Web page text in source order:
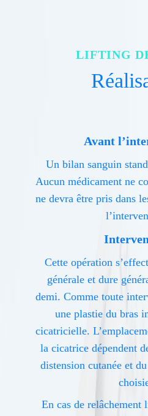
LIFTING
Avant
Un bilan sanguin
Aucun médicament ne
ne devra être pris dans
Cette opération
générale et dure
demi. Comme toute
une plastie du bras
cicatricielle.
la cicatrice dépendent
distension cutanée et
En cas de relâchement